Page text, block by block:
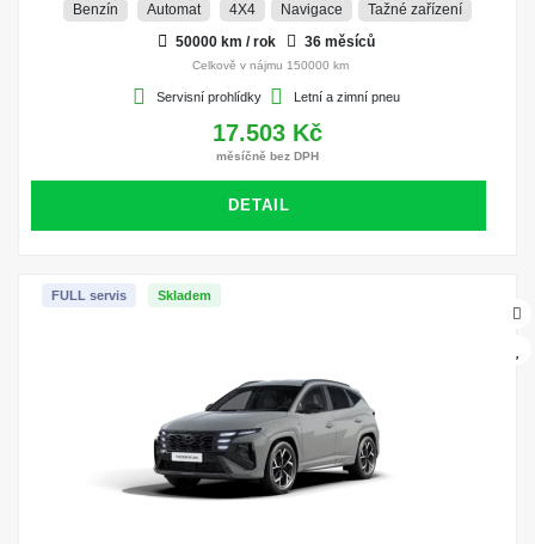
Benzín Automat 4X4 Navigace
Tažné zařízení
50000 km / rok
36 měsíců
Celkově v nájmu 150000 km
Servisní prohlídky Letní a zimní pneu
17.503 Kč
měsíčně bez DPH
DETAIL
Skladem
FULL servis